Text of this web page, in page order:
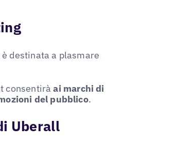
destinata a plasmare
consentiràai marchi di
del pubblico.
Uberall